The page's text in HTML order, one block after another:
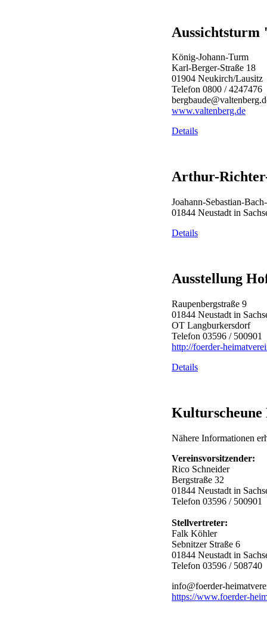
König-Johann-Turm
Karl-Berger-Straße 18
01904 Neukirch/Lausitz
Telefon 0800 / 4247476
www.valtenberg.de
Details
Arthur-
Joahann-Sebastian-
01844 Neustadt in
Details
Ausstellung
Raupenbergstraße 9
01844 Neustadt in
OT Langburkersdorf
Telefon 03596 / 500901
http://foerder-
Details
Nähere Informationen
Vereinsvorsitzender:
Rico Schneider
Bergstraße 32
01844 Neustadt in
Telefon 03596 / 500901
Stellvertreter:
Falk Köhler
Sebnitzer Straße 6
01844 Neustadt in
Telefon 03596 / 508740
info@foerder-
https://www.foerder-